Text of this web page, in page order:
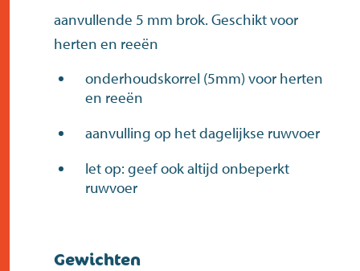
aanvullende 5 mm brok. Geschikt voor
herten en reeën
onderhoudskorrel (5mm) voor herten
en reeën
aanvulling op het dagelijkse ruwvoer
let op: geef ook altijd onbeperkt
ruwvoer
Gewichten